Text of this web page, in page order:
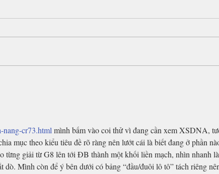
nang-cr73.html mình bấm vào coi thử vì đang cần xem XSDNA,
mục theo kiểu tiêu đề rõ ràng nên lướt cái là biết đang ở phần
từng giải từ G8 lên tới ĐB thành một khối liền mạch, nhìn nhanh là
dò. Mình còn để ý bên dưới có bảng “đầu/đuôi lô tô” tách riêng